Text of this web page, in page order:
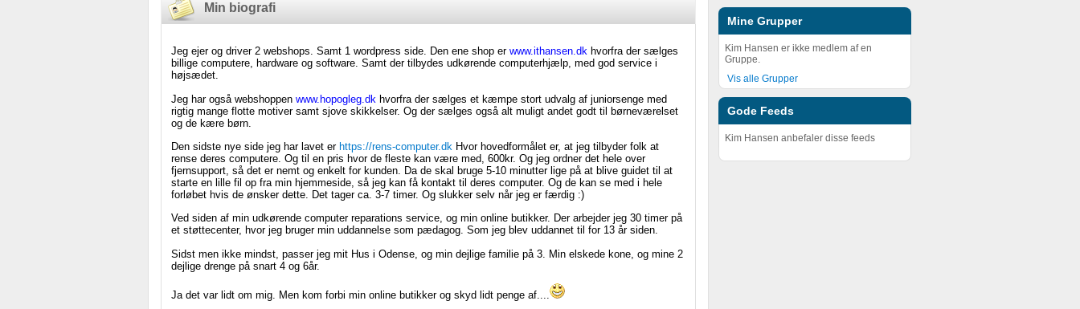
Mine Grupper
Kim Hansen er ikke medlem af en
Gruppe.
Vis alle Grupper
Gode Feeds
Kim Hansen anbefaler disse feeds
Min biografi
Jeg ejer og driver 2 webshops. Samt 1 wordpress side. Den ene shop er www.ithansen.dk hvorfra der sælges
billige computere, hardware og software. Samt der tilbydes udkørende computerhjælp, med god service i
højsædet.
Jeg har også webshoppen www.hopogleg.dk hvorfra der sælges et kæmpe stort udvalg af juniorsenge med
rigtig mange flotte motiver samt sjove skikkelser. Og der sælges også alt muligt andet godt til børneværelset
og de kære børn.
Den sidste nye side jeg har lavet er https://rens-computer.dk Hvor hovedformålet er, at jeg tilbyder folk at
rense deres computere. Og til en pris hvor de fleste kan være med, 600kr. Og jeg ordner det hele over
fjernsupport, så det er nemt og enkelt for kunden. Da de skal bruge 5-10 minutter lige på at blive guidet til at
starte en lille fil op fra min hjemmeside, så jeg kan få kontakt til deres computer. Og de kan se med i hele
forløbet hvis de ønsker dette. Det tager ca. 3-7 timer. Og slukker selv når jeg er færdig :)
Ved siden af min udkørende computer reparations service, og min online butikker. Der arbejder jeg 30 timer på
et støttecenter, hvor jeg bruger min uddannelse som pædagog. Som jeg blev uddannet til for 13 år siden.
Sidst men ikke mindst, passer jeg mit Hus i Odense, og min dejlige familie på 3. Min elskede kone, og mine 2
dejlige drenge på snart 4 og 6år.
Ja det var lidt om mig. Men kom forbi min online butikker og skyd lidt penge af....